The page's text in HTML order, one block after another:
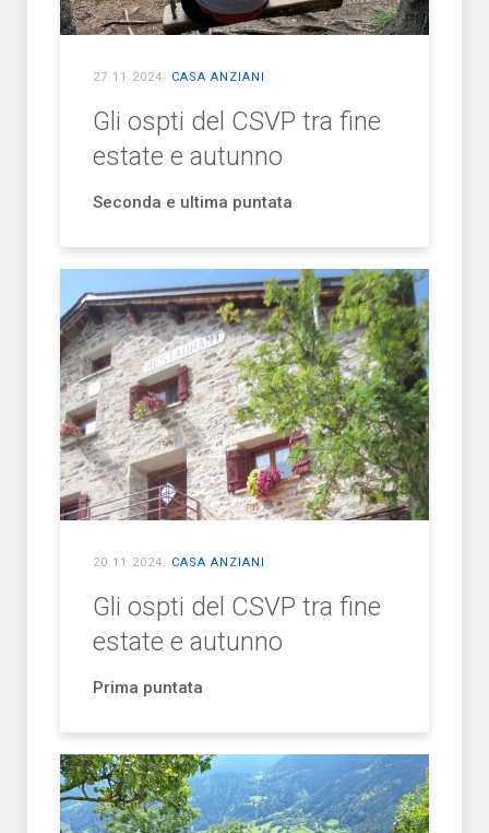
27.11.2024. CASA ANZIANI
Gli ospti del CSVP tra fine
estate e autunno
Seconda e ultima puntata
20.11.2024. CASA ANZIANI
Gli ospti del CSVP tra fine
estate e autunno
Prima puntata